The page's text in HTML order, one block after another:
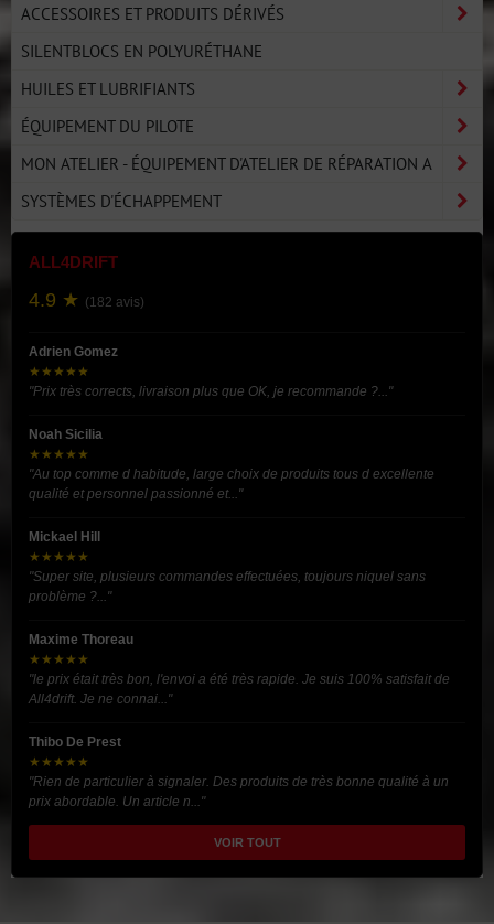
ACCESSOIRES ET PRODUITS DÉRIVÉS
SILENTBLOCS EN POLYURÉTHANE
HUILES ET LUBRIFIANTS
ÉQUIPEMENT DU PILOTE
MON ATELIER - ÉQUIPEMENT D'ATELIER DE RÉPARATION A
SYSTÈMES D'ÉCHAPPEMENT
ALL4DRIFT
4.9 ★ (182 avis)
Adrien Gomez
★★★★★
"Prix très corrects, livraison plus que OK, je recommande ?..."
Noah Sicilia
★★★★★
"Au top comme d habitude, large choix de produits tous d excellente
qualité et personnel passionné et..."
Mickael Hill
★★★★★
"Super site, plusieurs commandes effectuées, toujours niquel sans
problème ?..."
Maxime Thoreau
★★★★★
"le prix était très bon, l'envoi a été très rapide. Je suis 100% satisfait de
All4drift. Je ne connai..."
Thibo De Prest
★★★★★
"Rien de particulier à signaler. Des produits de très bonne qualité à un
prix abordable. Un article n..."
VOIR TOUT